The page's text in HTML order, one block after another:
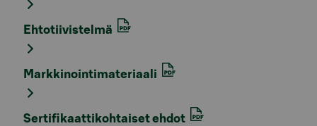
Ehtotiivistelmä
Markkinointimateriaali
Sertifikaattikohtaiset ehdot